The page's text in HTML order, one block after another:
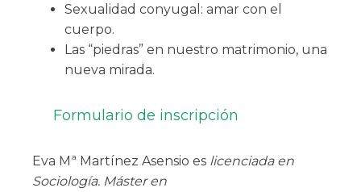
Sexualidad conyugal: amar con el
cuerpo.
Las “piedras” en nuestro matrimonio, una
nueva mirada.
Formulario de inscripción
Eva Mª Martínez Asensio es licenciada en
Sociología. Máster en